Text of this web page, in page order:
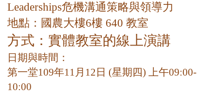
Leaderships危機溝通策略與領導力
地點：國農大樓6樓 640 教室
方式：實體教室的線上演講
日期與時間：
第一堂109年11月12日 (星期四) 上午09:00-
10:00